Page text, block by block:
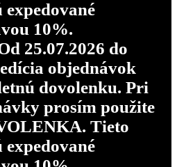
10%.
25.07.2026 do
objednávok
dovolenku. Pri
prosím použite
Tieto